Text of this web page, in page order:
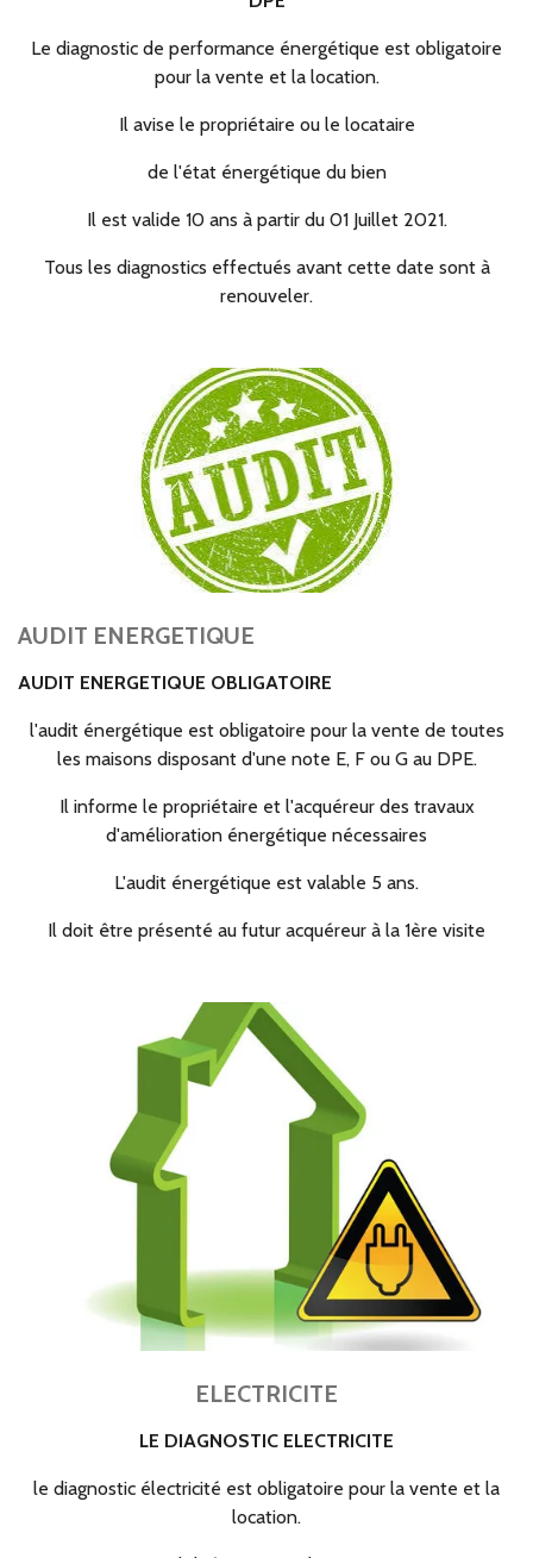
Le diagnostic de performance énergétique est obligatoire
pour la vente et la location.
Il avise le propriétaire ou le locataire
de l'état énergétique du bien
Il est valide 10 ans à partir du 01 Juillet 2021.
Tous les diagnostics effectués avant cette date sont à
renouveler.
AUDIT ENERGETIQUE
AUDIT ENERGETIQUE OBLIGATOIRE
l'audit énergétique est obligatoire pour la vente de toutes
les maisons disposant d'une note E, F ou G au DPE.
Il informe le propriétaire et l'acquéreur des travaux
d'amélioration énergétique nécessaires
L'audit énergétique est valable 5 ans.
Il doit être présenté au futur acquéreur à la 1ère visite
ELECTRICITE
LE DIAGNOSTIC ELECTRICITE
le diagnostic électricité est obligatoire pour la vente et la
location.